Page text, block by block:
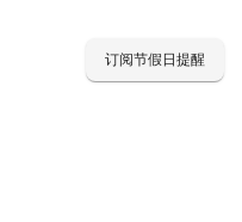
订阅节假日提醒